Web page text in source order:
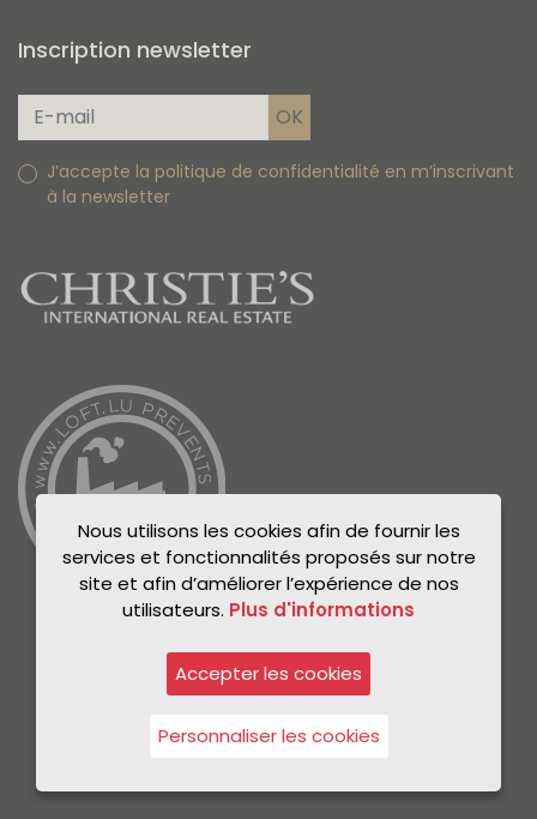
Inscription newsletter
J’accepte la politique de confidentialité en m’inscrivant
à la newsletter
Politique de confidentialité
Nous utilisons les cookies afin de fournir les
services et fonctionnalités proposés sur notre
site et afin d’améliorer l’expérience de nos
utilisateurs. Plus d'informations
Accepter les cookies
Personnaliser les cookies